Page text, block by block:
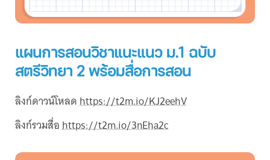
แผนการสอนวิชาแนะแนว ม.1 ฉบับ
สตรีวิทยา 2 พร้อมสื่อการสอน
ลิงก์ดาวน์โหลดhttps://t2m.io/KJ2eehV
ลิงก์รวมสื่อhttps://t2m.io/3nEha2c